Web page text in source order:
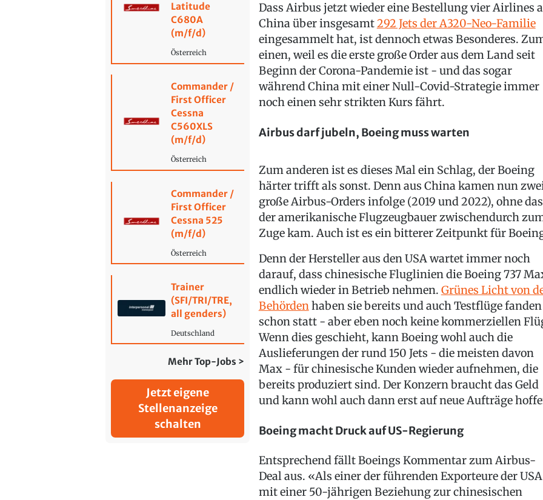
Latitude
C680A
(m/f/d)
Österreich
Commander /
First Officer
Cessna
C560XLS
(m/f/d)
Österreich
Commander /
First Officer
Cessna 525
(m/f/d)
Österreich
Trainer
(SFI/TRI/TRE,
all genders)
Deutschland
Mehr Top-Jobs >
Jetzt eigene
Stellenanzeige
schalten
Dass Airbus jetzt wieder eine Bestellung vier Airlines
China über insgesamt292 Jets der A320-Neo-Familie
eingesammelt hat, ist dennoch etwas Besonderes.
einen, weil es die erste große Order aus dem Land seit
Beginn der Corona-Pandemie ist - und das sogar
während China mit einer Null-Covid-Strategie immer
noch einen sehr strikten Kurs fährt.
Airbus darf jubeln, Boeing muss warten
Zum anderen ist es dieses Mal ein Schlag, der Boeing
härter trifft als sonst. Denn aus China kamen nun
große Airbus-Orders infolge (2019 und 2022), ohne
der amerikanische Flugzeugbauer zwischendurch
Zuge kam. Auch ist es ein bitterer Zeitpunkt für
Denn der Hersteller aus den USA wartet immer noch
darauf, dass chinesische Fluglinien die Boeing 737
endlich wieder in Betrieb nehmen. Grünes Licht von
Behördenhaben sie bereits und auch Testflüge fanden
schon statt - aber eben noch keine kommerziellen
Wenn dies geschieht, kann Boeing wohl auch die
Auslieferungen der rund 150 Jets - die meisten davon
Max - für chinesische Kunden wieder aufnehmen, die
bereits produziert sind. Der Konzern braucht das Geld
und kann wohl auch dann erst auf neue Aufträge
Boeing macht Druck auf US-Regierung
Entsprechend fällt Boeings Kommentar zum Airbus-
Deal aus. «Als einer der führenden Exporteure der USA
mit einer 50-jährigen Beziehung zur chinesischen